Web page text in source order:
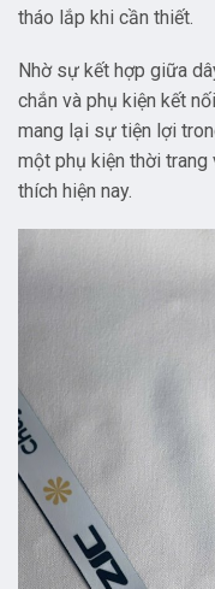
tháo lắp khi cần thiết.
Nhờ sự kết hợp giữa
chắn và phụ kiện kết
mang lại sự tiện lợi
một phụ kiện thời
thích hiện nay.